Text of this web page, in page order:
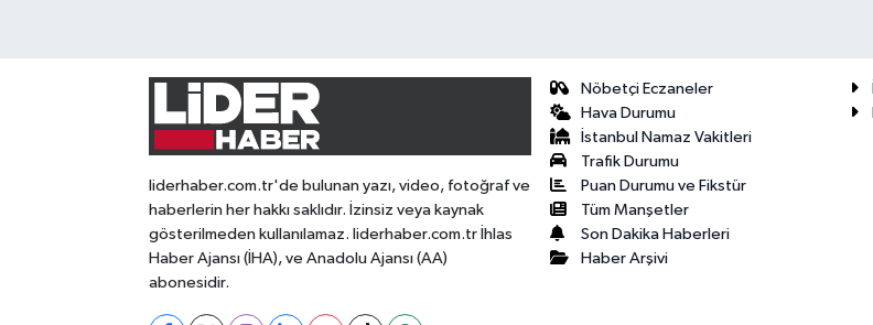
liderhaber.com.tr'de bulunan yazı, video, fotoğraf ve
haberlerin her hakkı saklıdır. İzinsiz veya kaynak
gösterilmeden kullanılamaz. liderhaber.com.tr İhlas
Haber Ajansı (İHA), ve Anadolu Ajansı (AA)
abonesidir.
Nöbetçi Eczaneler
Hava Durumu
İstanbul Namaz Vakitleri
Trafik Durumu
Puan Durumu ve Fikstür
Tüm Manşetler
Son Dakika Haberleri
Haber Arşivi